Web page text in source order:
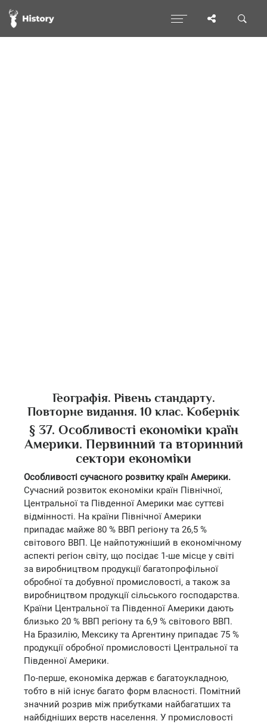
Географія. Рівень стандарту.
Повторне видання. 10 клас. Кобернік
§ 37. Особливості економіки країн
Америки. Первинний та вторинний
сектори економіки
Особливості сучасного розвитку країн Америки.
Сучасний розвиток економіки країн Північної,
Центральної та Південної Америки має суттєві
відмінності. На країни Північної Америки
припадає майже 80 % ВВП регіону та 26,5 %
світового ВВП. Це найпотужніший в економічному
аспекті регіон світу, що посідає 1-ше місце у світі
за виробництвом продукції багатопрофільної
обробної та добувної промисловості, а також за
виробництвом продукції сільського господарства.
Країни Центральної та Південної Америки дають
близько 20 % ВВП регіону та 6,9 % світового ВВП.
На Бразилію, Мексику та Аргентину припадає 75 %
продукції обробної промисловості Центральної та
Південної Америки.
По-перше, економіка держав є багатоукладною,
тобто в ній існує багато форм власності. Помітний
значний розрив між прибутками найбагатших та
найбідніших верств населення. У промисловості